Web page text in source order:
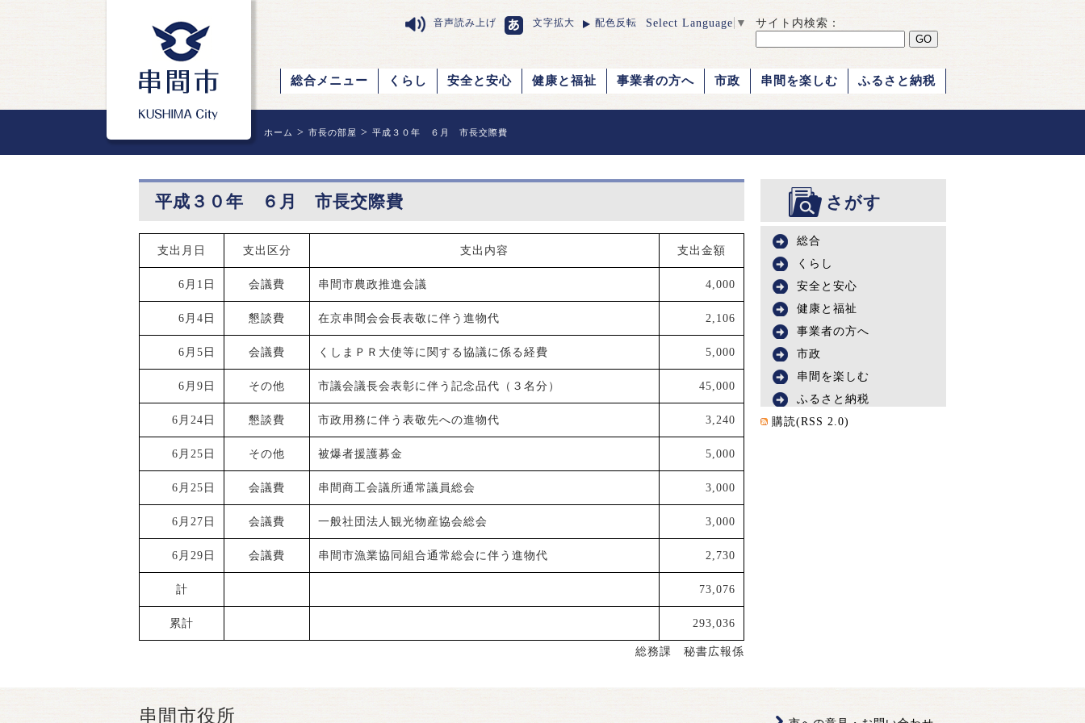
音声読み上げ 文字拡大 配色反転 Select Language ▼ サイト内検索：
総合メニュー くらし 安全と安心 健康と福祉 事業者の方へ 市政 串間を楽しむ ふるさと納税
ホーム > 市長の部屋 > 平成３０年 ６月 市長交際費
平成３０年 ６月 市長交際費
支出月日 支出区分 支出内容 支出金額
6月1日 会議費 串間市農政推進会議 4,000
6月4日 懇談費 在京串間会会長表敬に伴う進物代 2,106
6月5日 会議費 くしまＰＲ大使等に関する協議に係る経費 5,000
6月9日 その他 市議会議長会表彰に伴う記念品代（３名分） 45,000
6月24日 懇談費 市政用務に伴う表敬先への進物代 3,240
6月25日 その他 被爆者援護募金 5,000
6月25日 会議費 串間商工会議所通常議員総会 3,000
6月27日 会議費 一般社団法人観光物産協会総会 3,000
6月29日 会議費 串間市漁業協同組合通常総会に伴う進物代 2,730
計 73,076
累計 293,036
総務課 秘書広報係
さがす
総合
くらし
安全と安心
健康と福祉
事業者の方へ
市政
串間を楽しむ
ふるさと納税
購読(RSS 2.0)
串間市役所